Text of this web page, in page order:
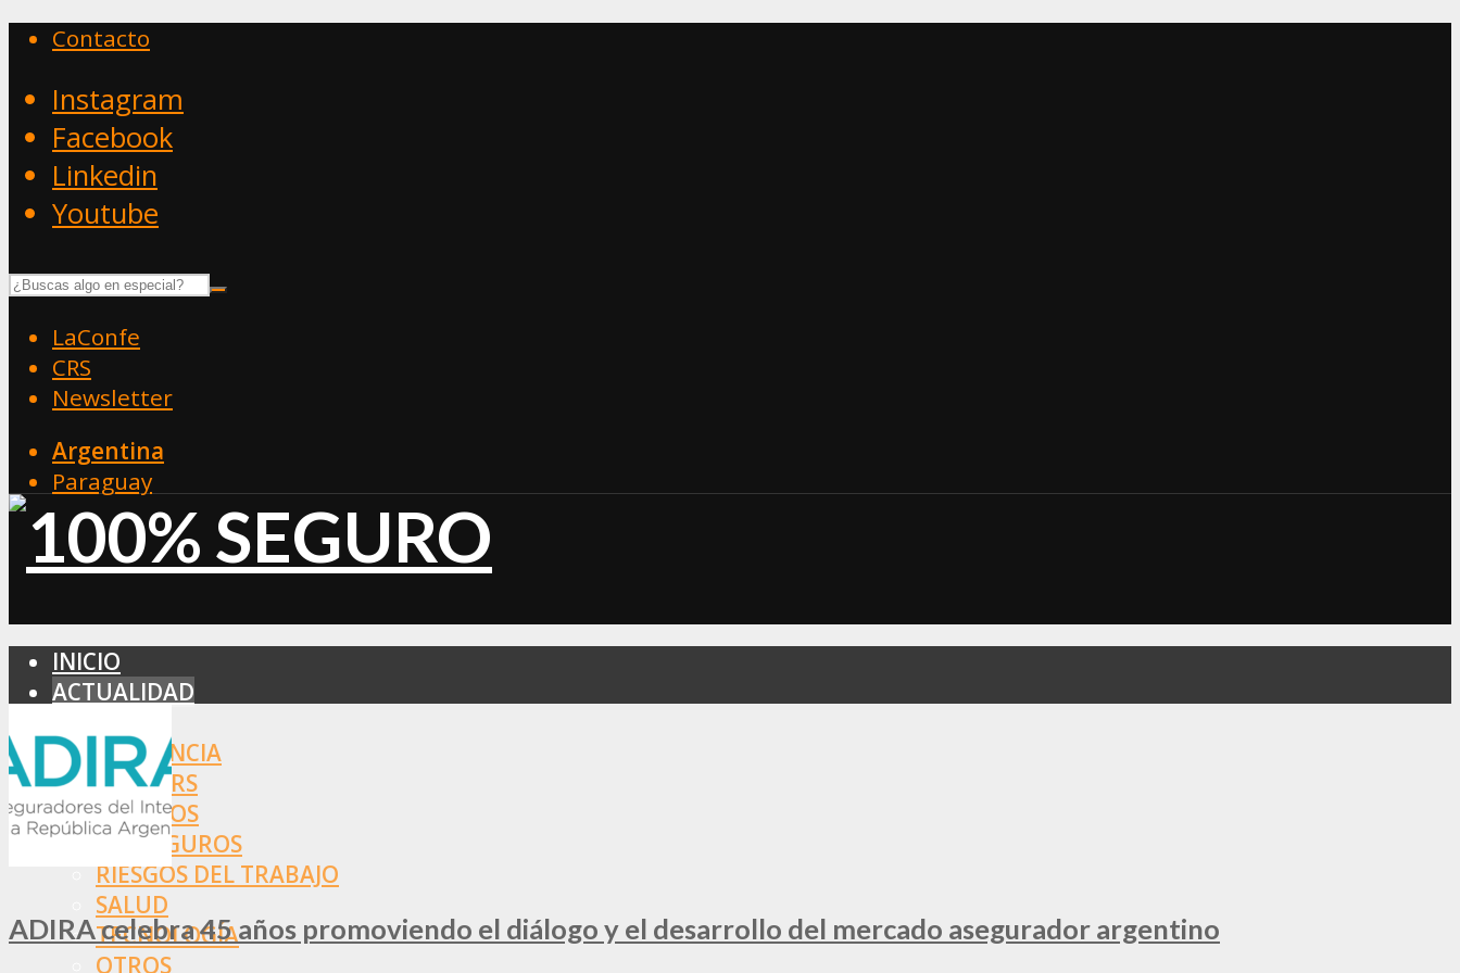
Contacto
Instagram
Facebook
Linkedin
Youtube
LaConfe
CRS
Newsletter
Argentina
Paraguay
INICIO
ACTUALIDAD
ASISTENCIA
BROKERS
SEGUROS
REASEGUROS
RIESGOS DEL TRABAJO
SALUD
TECNOLOGÍA
OTROS
ADIRA celebra 45 años promoviendo el diálogo y el desarrollo del mercado asegurador argentino